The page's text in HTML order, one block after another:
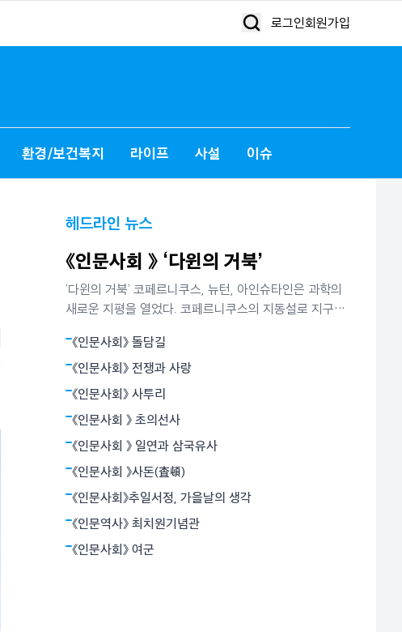
로그인회원가입
환경/보건복지 라이프 사설 이슈
헤드라인 뉴스
《인문사회 》 ‘다윈의 거북’
‘다윈의 거북’ 코페르니쿠스, 뉴턴, 아인슈타인은 과학의
새로운 지평을 열었다. 코페르니쿠스의 지동설로 지구는
사과의 낙하가 모두 만유인력에 의해 빚어지는 현상임을
밝혔다. 뉴턴역학은 하늘과 지상을 함께 아울렀다. 아인
슈타인의 상대성원리는 시간과 공간의 상대성, 휘어진 공
《인문사회》 돌담길
《인문사회》 전쟁과 사랑
《인문사회》 사투리
《인문사회 》 초의선사
《인문사회 》 일연과 삼국유사
《인문사회 》사돈(査頓)
《인문사회》추일서정, 가을날의 생각
《인문역사》 최치원기념관
《인문사회》 여군